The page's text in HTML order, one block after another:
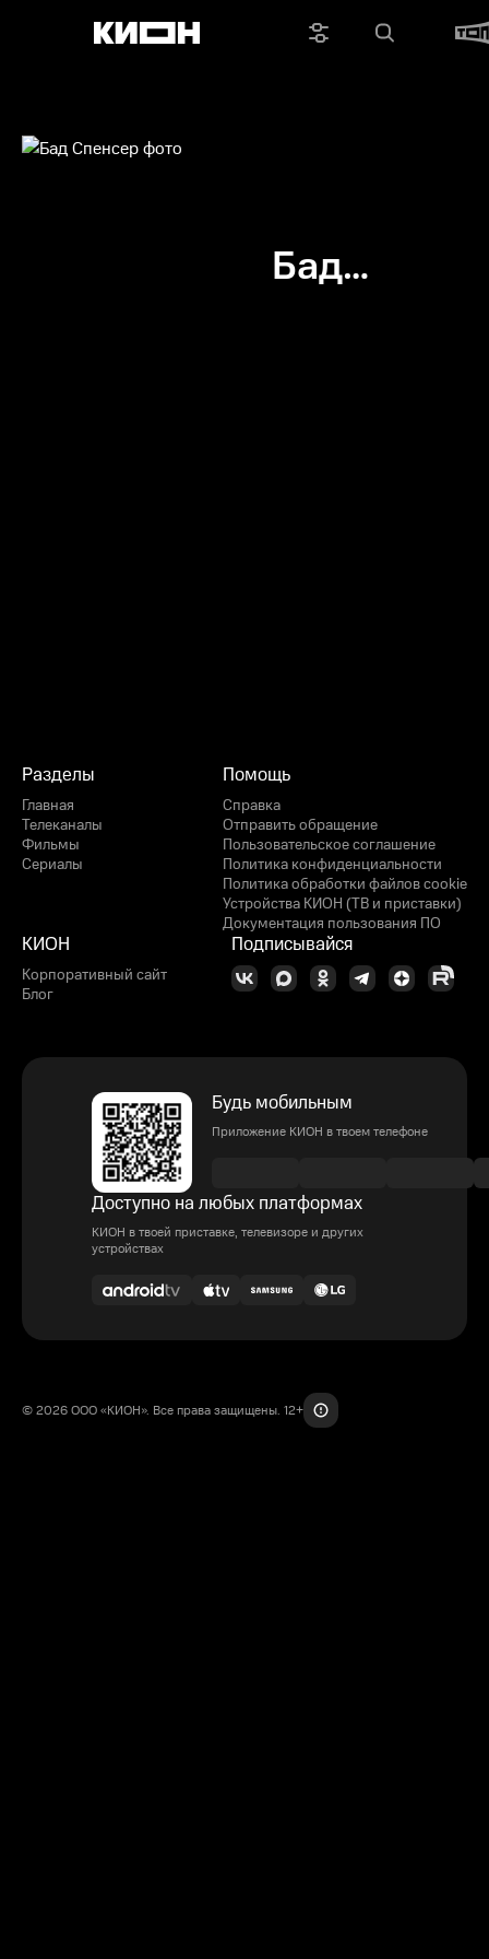
Бад
Разделы
Главная
Телеканалы
Фильмы
Сериалы
Помощь
Справка
Отправить обращение
Пользовательское соглашение
Политика конфиденциальности
Политика обработки файлов cookie
Устройства КИОН (ТВ и приставки)
Документация пользования ПО
КИОН
Корпоративный сайт
Блог
Подписывайся
Будь мобильным
Приложение КИОН в твоем телефоне
Доступно на любых платформах
КИОН в твоей приставке, телевизоре и других
устройствах
© 2026 ООО «КИОН». Все права защищены. 12+